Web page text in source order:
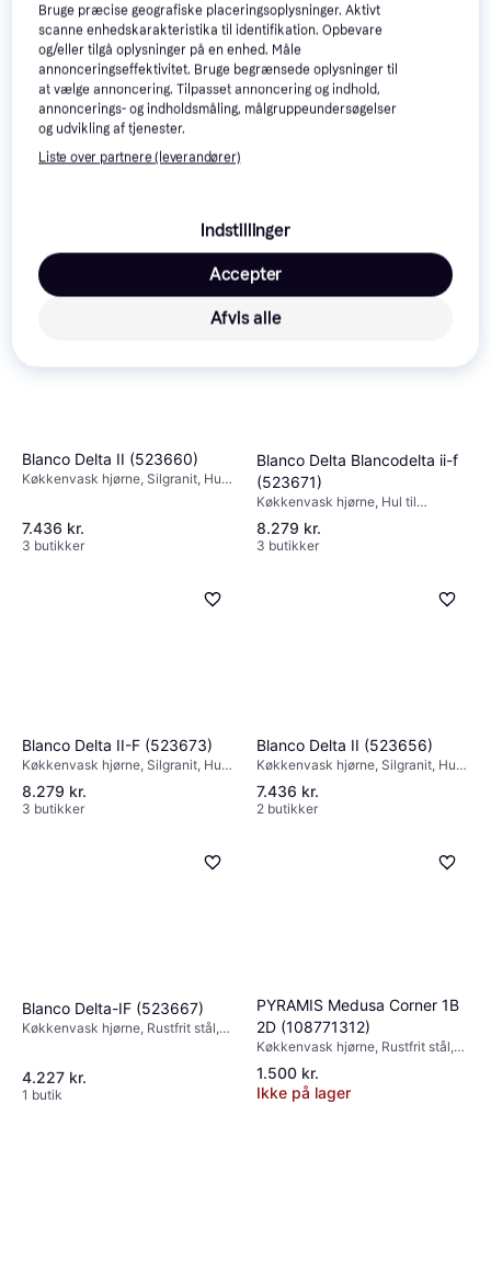
Blanco Delta II (523660)
Køkkenvask hjørne, Silgranit, Hul
Nedfældet, Skabsbredde (min):
800 mm
7.436 kr.
3 butikker
Blanco Delta Blancodelta ii-f
(523671)
Køkkenvask hjørne, Hul til
armatur: Ja, Antal vaske: 2,
Montering: Planlimning,
Skabsbredde (min): 800 mm
8.279 kr.
3 butikker
Blanco Delta II-F (523673)
Køkkenvask hjørne, Silgranit, Hul
til armatur: Ja, Antal vaske: 1,5,
Montering: Planlimning,
Underlimning, Skabsbredde (min):
8.279 kr.
3 butikker
Blanco Delta II (523656)
Køkkenvask hjørne, Silgranit, Hul
til armatur: Ja, Antal vaske: 1,5,
Montering: Underlimning,
Nedfældet, Skabsbredde (min):
7.436 kr.
2 butikker
Blanco Delta-IF (523667)
Køkkenvask hjørne, Rustfrit stål,
700 mm
4.227 kr.
1 butik
PYRAMIS Medusa Corner 1B
2D (108771312)
Køkkenvask hjørne, Rustfrit stål,
Hul til armatur: Ja, Antal vaske: 1,
Montering: Nedfældet,
Skabsbredde (min): 450 mm
1.500 kr.
Ikke på lager
Bruge præcise geografiske placeringsoplysninger. Aktivt
scanne enhedskarakteristika til identifikation. Opbevare
og/eller tilgå oplysninger på en enhed. Måle
annonceringseffektivitet. Bruge begrænsede oplysninger til
at vælge annoncering. Tilpasset annoncering og indhold,
annoncerings- og indholdsmåling, målgruppeundersøgelser
og udvikling af tjenester.
Liste over partnere (leverandører)
Indstillinger
Afvis alle
Accepter